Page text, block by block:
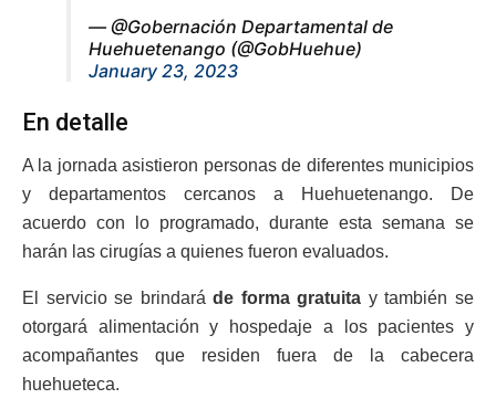
— @Gobernación Departamental de
Huehuetenango (@GobHuehue)
January 23, 2023
En detalle
A la jornada asistieron personas de diferentes municipios
y departamentos cercanos a Huehuetenango. De
acuerdo con lo programado, durante esta semana se
harán las cirugías a quienes fueron evaluados.
El servicio se brindaráde forma gratuita y también se
otorgará alimentación y hospedaje a los pacientes y
acompañantes que residen fuera de la cabecera
huehueteca.